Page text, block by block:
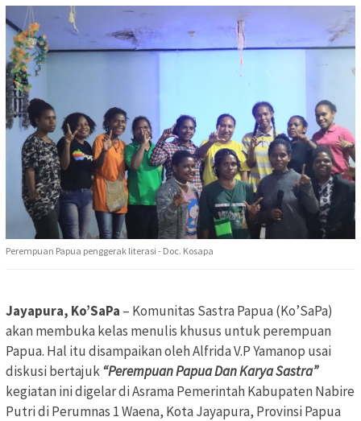
Perempuan Papua penggerak literasi - Doc. Kosapa
Jayapura, Ko’SaPa – Komunitas Sastra Papua (Ko’SaPa)
akan membuka kelas menulis khusus untuk perempuan
Papua. Hal itu disampaikan oleh Alfrida V.P Yamanop usai
diskusi bertajuk “Perempuan Papua Dan Karya Sastra”
kegiatan ini digelar di Asrama Pemerintah Kabupaten Nabire
Putri di Perumnas 1 Waena, Kota Jayapura, Provinsi Papua